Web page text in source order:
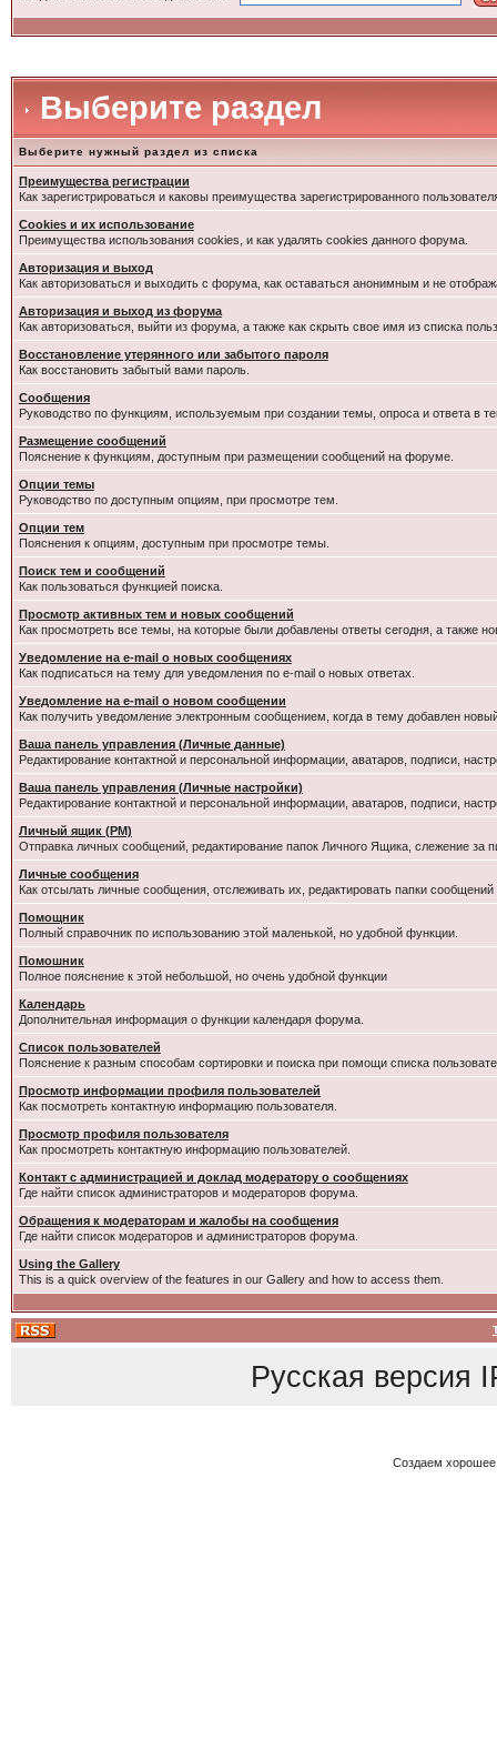
Выберите раздел
Выберите нужный раздел из списка
Преимущества регистрации
Как зарегистрироваться и каковы преимущества зарегистрированного
Cookies и их использование
Преимущества использования cookies, и как удалять cookies данного форума.
Авторизация и выход
Как авторизоваться и выходить с форума, как оставаться анонимным и не
Авторизация и выход из форума
Как авторизоваться, выйти из форума, а также как скрыть свое имя из списка
Восстановление утерянного или забытого пароля
Как восстановить забытый вами пароль.
Сообщения
Руководство по функциям, используемым при создании темы, опроса и ответа в
Размещение сообщений
Пояснение к функциям, доступным при размещении сообщений на форуме.
Опции темы
Руководство по доступным опциям, при просмотре тем.
Опции тем
Пояснения к опциям, доступным при просмотре темы.
Поиск тем и сообщений
Как пользоваться функцией поиска.
Просмотр активных тем и новых сообщений
Как просмотреть все темы, на которые были добавлены ответы сегодня, а также
Уведомление на e-mail о новых сообщениях
Как подписаться на тему для уведомления по e-mail о новых ответах.
Уведомление на е-mail о новом сообщении
Как получить уведомление электронным сообщением, когда в тему добавлен
Ваша панель управления (Личные данные)
Редактирование контактной и персональной информации, аватаров, подписи,
Ваша панель управления (Личные настройки)
Редактирование контактной и персональной информации, аватаров, подписи,
Личный ящик (PM)
Отправка личных сообщений, редактирование папок Личного Ящика, слежение за
Личные сообщения
Как отсылать личные сообщения, отслеживать их, редактировать папки
Помощник
Полный справочник по использованию этой маленькой, но удобной функции.
Помошник
Полное пояснение к этой небольшой, но очень удобной функции
Календарь
Дополнительная информация о функции календаря форума.
Список пользователей
Пояснение к разным способам сортировки и поиска при помощи списка
Просмотр информации профиля пользователей
Как посмотреть контактную информацию пользователя.
Просмотр профиля пользователя
Как просмотреть контактную информацию пользователей.
Контакт с администрацией и доклад модератору о сообщениях
Где найти список администраторов и модераторов форума.
Обращения к модераторам и жалобы на сообщения
Где найти список модераторов и администраторов форума.
Using the Gallery
This is a quick overview of the features in our Gallery and how to access them.
Русская версия
Создаем